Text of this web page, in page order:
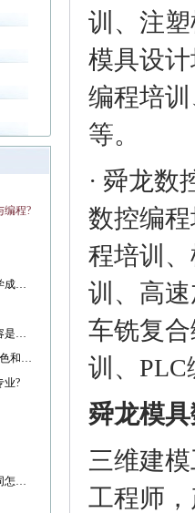
编程?
学模具须什么基础，学历低能学成就业吗?
数控编程师在工厂具体工作内容是什么?
ProE、UG、PowerMILL软件特色和优势?
业?
开班时间、教学安排、基础不同怎样开课?
训、注
模具设
编程培
等。
· 舜龙数
数控编
程培训
训、高
车铣复
训、PLC
舜龙模
三维建
工程师